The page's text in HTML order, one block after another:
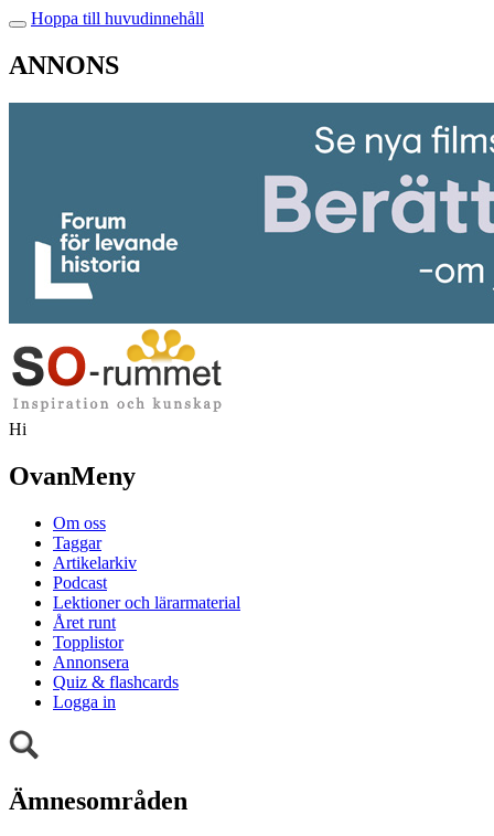
Hoppa till huvudinnehåll
ANNONS
Hi
OvanMeny
Om oss
Taggar
Artikelarkiv
Podcast
Lektioner och lärarmaterial
Året runt
Topplistor
Annonsera
Quiz & flashcards
Logga in
Ämnesområden